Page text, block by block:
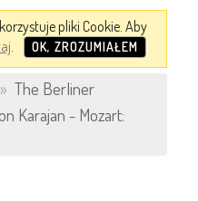
pliki Cookie. Aby
. OK, ZROZUMIAŁEM
» The Berliner
Karajan - Mozart: